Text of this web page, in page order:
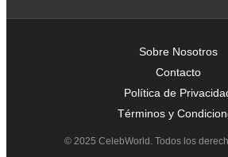
Sobre Nosotros
Contacto
Política de
Términos y
© 2025 CelebWorld. Todos los